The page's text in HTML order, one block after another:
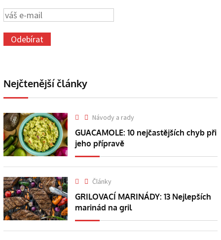
Nejčtenější články
Návody a rady
GUACAMOLE: 10 nejčastějších chyb při
jeho přípravě
Články
GRILOVACÍ MARINÁDY: 13 Nejlepších
marinád na gril